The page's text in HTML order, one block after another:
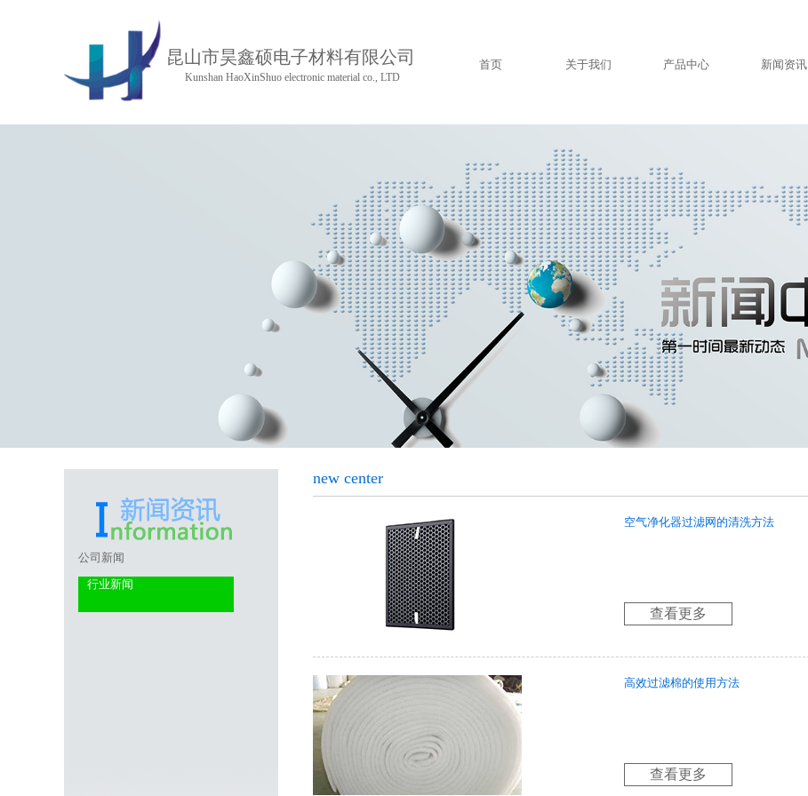
昆山市昊鑫硕电子材料有限公司
Kunshan HaoXinShuo electronic material co., LTD
首页 关于我们 产品中心 新闻资讯
公司新闻
行业新闻
new center
空气净化器过滤网的清洗方法
查看更多
高效过滤棉的使用方法
查看更多